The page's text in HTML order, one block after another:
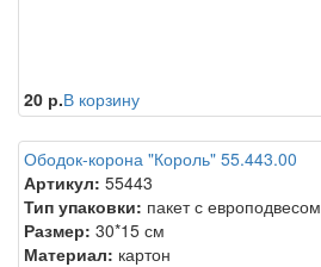
20 р.В корзину
Ободок-корона "Король" 55.443.00
Артикул: 55443
Тип упаковки: пакет с европодвесом
Размер: 30*15 см
Материал: картон